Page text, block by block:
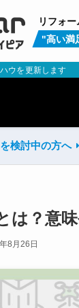
リフォ
"高い満
ウを更新します
を検討中の方へ
は？意
8月26日